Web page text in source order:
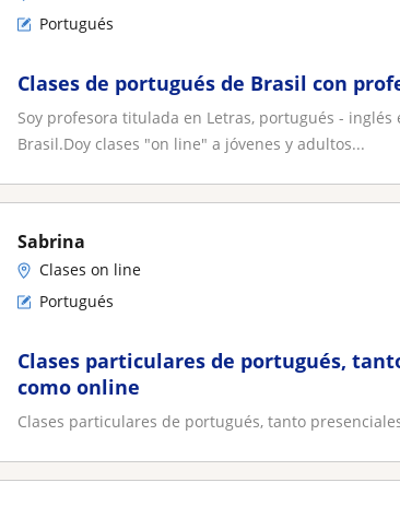
Portugués
Clases de portugués de Brasil con
Soy profesora titulada en Letras, portugués -
Brasil.Doy clases "on line" a jóvenes y adultos...
Sabrina
Clases on line
Portugués
Clases particulares de portugués,
como online
Clases particulares de portugués, tanto